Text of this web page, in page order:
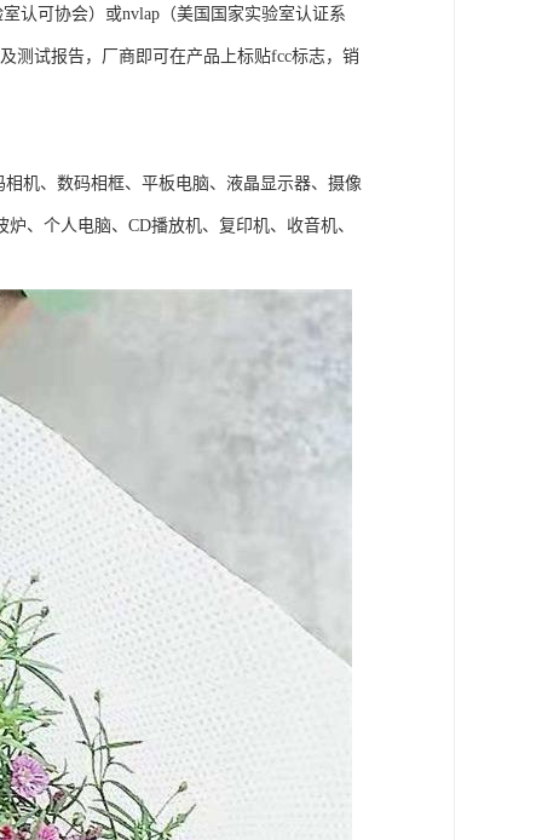
认可协会）或nvlap（美国国家实验室认证系
测试报告，厂商即可在产品上标贴fcc标志，销
机、数码相框、平板电脑、液晶显示器、摄像
、个人电脑、CD播放机、复印机、收音机、